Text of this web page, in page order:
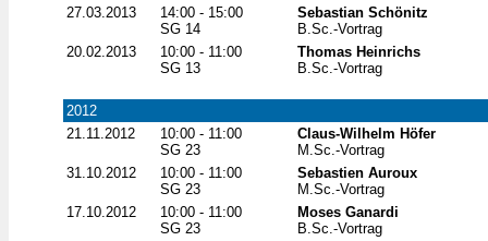
27.03.2013
14:00 - 15:00
SG 14
Sebastian Schönitz
B.Sc.-Vortrag
20.02.2013
10:00 - 11:00
SG 13
Thomas Heinrichs
B.Sc.-Vortrag
2012
21.11.2012
10:00 - 11:00
SG 23
Claus-Wilhelm Höfer
M.Sc.-Vortrag
31.10.2012
10:00 - 11:00
SG 23
Sebastien Auroux
M.Sc.-Vortrag
17.10.2012
10:00 - 11:00
SG 23
Moses Ganardi
B.Sc.-Vortrag